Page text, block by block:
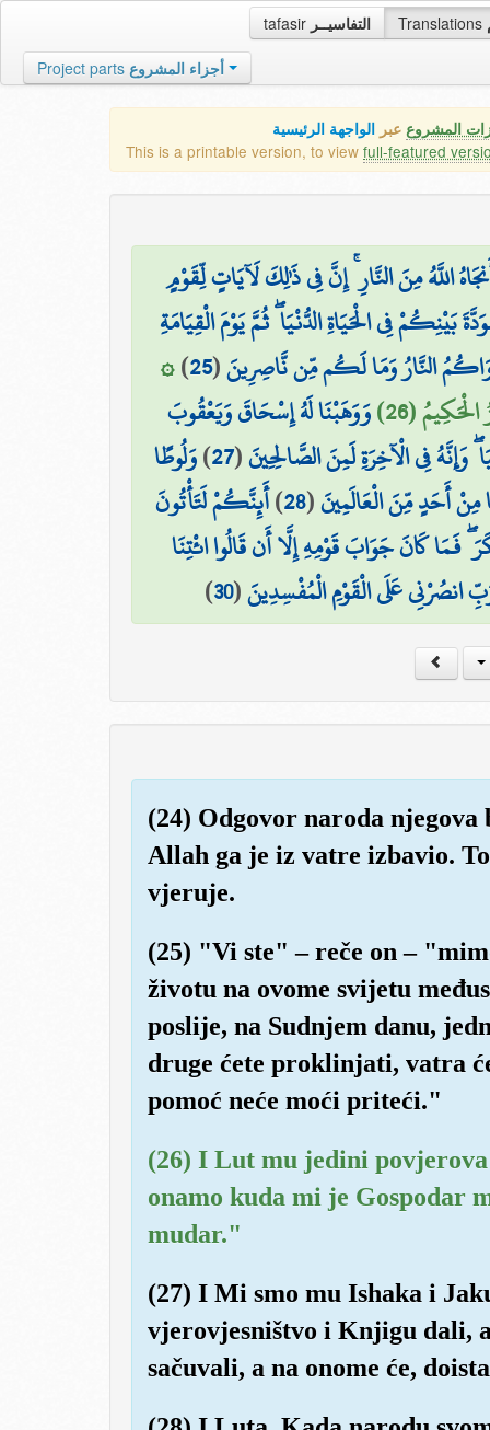
tafasir التفاسيــر Translations
Project parts أجزاء المشروع
المشروع عبر الواجهة الرئيسية
This is a printable version, to view full-featured
اللَّهُ مِنَ النَّارِ ۚ إِنَّ فِي ذَٰلِكَ لَآيَاتٍ لِّقَوْمٍ
بَيْنِكُمْ فِي الْحَيَاةِ الدُّنْيَا ۖ ثُمَّ يَوْمَ الْقِيَامَةِ
النَّارُ وَمَا لَكُم مِّن نَّاصِرِينَ(
25
)۞
(26)
وَوَهَبْنَا لَهُ إِسْحَاقَ وَيَعْقُوبَ
وَإِنَّهُ فِي الْآخِرَةِ لَمِنَ الصَّالِحِينَ(
27
)وَلُوطًا
أَحَدٍ مِّنَ الْعَالَمِينَ(
28
)أَئِنَّكُمْ لَتَأْتُونَ
كَانَ جَوَابَ قَوْمِهِ إِلَّا أَن قَالُوا ائْتِنَا
انصُرْنِي عَلَى الْقَوْمِ الْمُفْسِدِينَ(
30
)
(24) Odgovor naroda
Allah ga je iz vatre izbavio.
vjeruje.
(25) "Vi ste" – reče on –
životu na ovome svijetu
poslije, na Sudnjem danu,
druge ćete proklinjati, vatra
pomoć neće moći priteći."
(26) I Lut mu jedini
onamo kuda mi je Gospodar
mudar."
(27) I Mi smo mu Ishaka i
vjerovjesništvo i Knjigu dali,
sačuvali, a na onome će,